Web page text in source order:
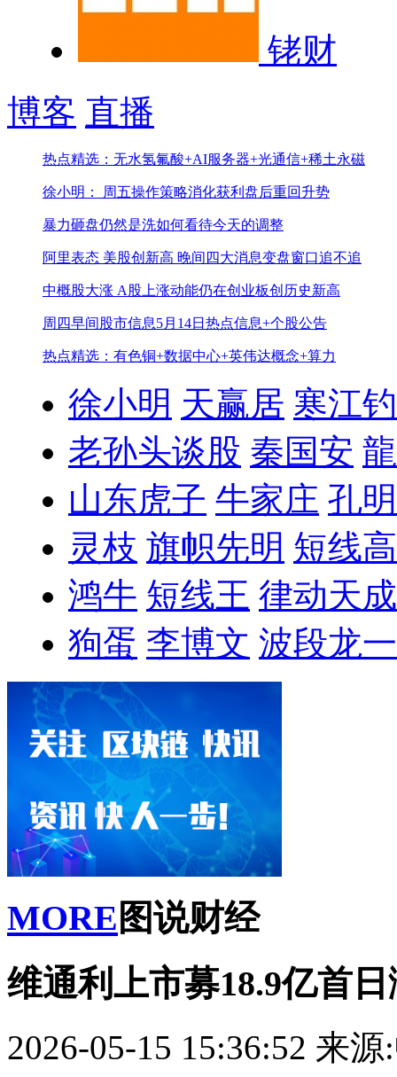
铑财
博客 直播
热点精选：无水氢氟酸+AI服务器+光通信+稀土永磁
徐小明： 周五操作策略消化获利盘后重回升势
暴力砸盘仍然是洗如何看待今天的调整
阿里表态 美股创新高 晚间四大消息变盘窗口追不追
中概股大涨 A股上涨动能仍在创业板创历史新高
周四早间股市信息5月14日热点信息+个股公告
热点精选：有色铜+数据中心+英伟达概念+算力
徐小明 天赢居 寒江
老孙头谈股 秦国安
山东虎子 牛家庄 孔
灵枝 旗帜先明 短线
鸿牛 短线王 律动天成
狗蛋 李博文 波段龙一
MORE 图说财经
维通利上市募18.9亿首
2026-05-15 15:36:52 来源